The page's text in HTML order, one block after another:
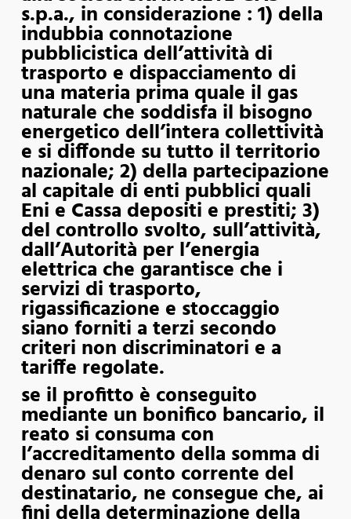
s.p.a., in considerazione : 1) della
indubbia connotazione
pubblicistica dell’attività di
trasporto e dispacciamento di
una materia prima quale il gas
naturale che soddisfa il bisogno
energetico dell’intera collettività
e si diffonde su tutto il territorio
nazionale; 2) della partecipazione
al capitale di enti pubblici quali
Eni e Cassa depositi e prestiti; 3)
del controllo svolto, sull’attività,
dall’Autorità per l’energia
elettrica che garantisce che i
servizi di trasporto,
rigassificazione e stoccaggio
siano forniti a terzi secondo
criteri non discriminatori e a
tariffe regolate.
se il profitto è conseguito
mediante un bonifico bancario, il
reato si consuma con
l’accreditamento della somma di
denaro sul conto corrente del
destinatario, ne consegue che, ai